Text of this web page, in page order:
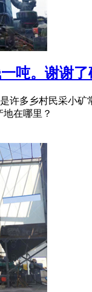
吨。谢谢了
许多乡村民采小
在哪里？